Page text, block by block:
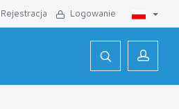
Rejestracja Logowanie